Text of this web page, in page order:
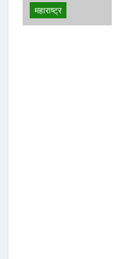
महाराष्ट्र